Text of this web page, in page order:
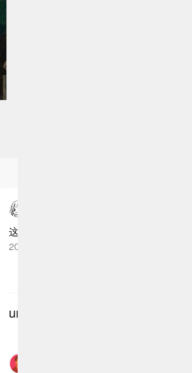
这书我好像看过，不过没记住这么深刻的
2026-07-09
undefined